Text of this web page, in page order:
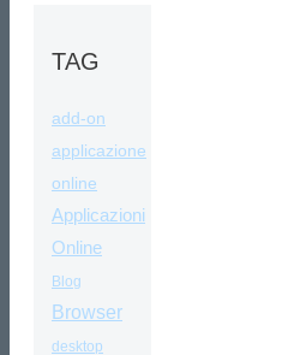
TAG
add-on
applicazione
online
Applicazioni
Online
Blog
Browser
desktop